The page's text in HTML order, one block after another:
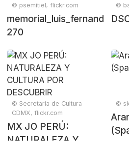
© psemitiel, flickr.com
270
©
© Secretaría de Cultura
CDMX, flickr.com
MX JO PERÚ:
NATURALEZA Y
©